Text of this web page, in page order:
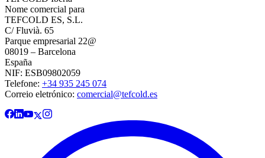
Nome comercial para
TEFCOLD ES, S.L.
C/ Fluvià. 65
Parque empresarial 22@
08019 – Barcelona
España
NIF: ESB09802059
Telefone: +34 935 245 074
Correio eletrónico: comercial@tefcold.es